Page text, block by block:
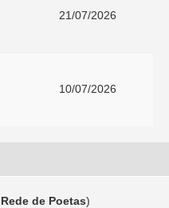
21/07/2026
10/07/2026
Rede de Poetas)